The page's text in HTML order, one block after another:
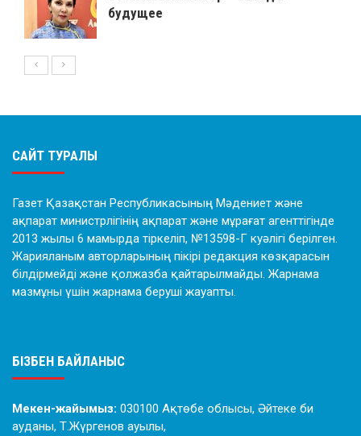
будущее
САЙТ ТУРАЛЫ
Газет Қазақстан Республикасының Мәдениет және
ақпарат министрлігінің ақпарат және мұрағат агенттігінде
2013 жылы 6 мамырда тіркеліп, №13598-Г куәлігі берілген.
Жарияланым авторларының пікірі редакция көзқарасын
білдірмейді және қолжазба қайтарылмайды. Жарнама
мазмұны үшін жарнама беруші жауапты.
БІЗБЕН БАЙЛАНЫС
Мекен-жайымыз: 030100 Ақтөбе облысы, Әйтеке би
ауданы, Т.Жүргенов ауылы,